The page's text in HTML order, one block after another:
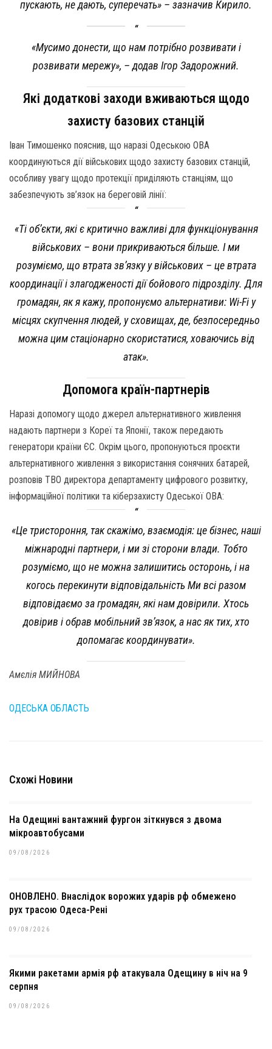
пускають, не дають, суперечать» – зазначив Кирило.
«Мусимо донести, що нам потрібно розвивати і
розвивати мережу», – додав Ігор Задорожний.
Які додаткові заходи вживаються щодо
захисту базових станцій
Іван Тимошенко пояснив, що наразі Одеською ОВА
координуються дії військових щодо захисту базових станцій,
особливу увагу щодо протекції приділяють станціям, що
забезпечують зв’язок на береговій лінії:
«Ті об’єкти, які є критично важливі для функціонування
військових – вони прикриваються більше. І ми
розуміємо, що втрата зв’язку у військових – це втрата
координації і злагодженості дії бойового підрозділу. Для
громадян, як я кажу, пропонуємо альтернативи: Wi-Fi у
місцях скупчення людей, у сховищах, де, безпосередньо
можна цим стаціонарно скористатися, ховаючись від
атак».
Допомога країн-партнерів
Наразі допомогу щодо джерел альтернативного живлення
надають партнери з Кореї та Японії, також передають
генератори країни ЄС. Окрім цього, пропонуються проєкти
альтернативного живлення з використання сонячних батарей,
розповів ТВО директора департаменту цифрового розвитку,
інформаційної політики та кіберзахисту Одеської ОВА:
«Це тристороння, так скажімо, взаємодія: це бізнес, наші
міжнародні партнери, і ми зі сторони влади. Тобто
розуміємо, що не можна залишитись осторонь, і на
когось перекинути відповідальність Ми всі разом
відповідаємо за громадян, які нам довірили. Хтось
довірив і обрав мобільний зв’язок, а нас як тих, хто
допомагає координувати».
Амєлія МИЙНОВА
ОДЕСЬКА ОБЛАСТЬ
Схожі Новини
На Одещині вантажний фургон зіткнувся з двома
мікроавтобусами
09/08/2026
ОНОВЛЕНО. Внаслідок ворожих ударів рф обмежено
рух трасою Одеса-Рені
09/08/2026
Якими ракетами армія рф атакувала Одещину в ніч на 9
серпня
09/08/2026